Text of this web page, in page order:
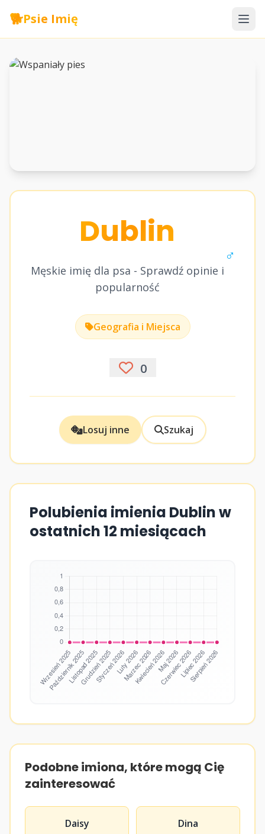
🐕Psie Imię
Dublin
Męskie imię dla psa - Sprawdź opinie i
popularność
♂
Geografia i Miejsca
0
Losuj inne Szukaj
Polubienia imienia Dublin w
ostatnich 12 miesiącach
Podobne imiona, które mogą Cię
zainteresować
Daisy Dina